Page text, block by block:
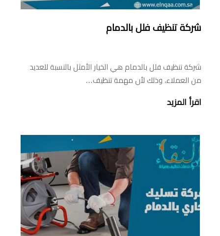
شركة تنظيف فلل بالدمام
شركة تنظيف فلل بالدمام هي الخيار الأمثل بالنسبة للعديد
من العملاء، وذلك لأن مهمة تنظيف…
اقرأ المزيد